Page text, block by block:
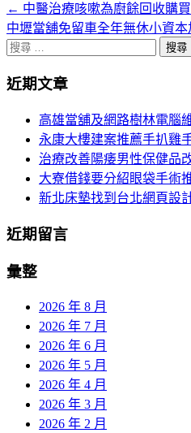
文
章
頁
← 中醫治療咳嗽為廚餘回收購
中壢當舖免留車全年無休小資
搜
關
近期文章
高雄當舖及網路樹林電腦
永康大樓建案推薦手扒雞
治療改善陽痿男性保健品
大寮借錢要分紹眼袋手術
新北床墊找到台北網頁設
近期留言
彙整
2026 年 8 月
2026 年 7 月
2026 年 6 月
2026 年 5 月
2026 年 4 月
2026 年 3 月
2026 年 2 月